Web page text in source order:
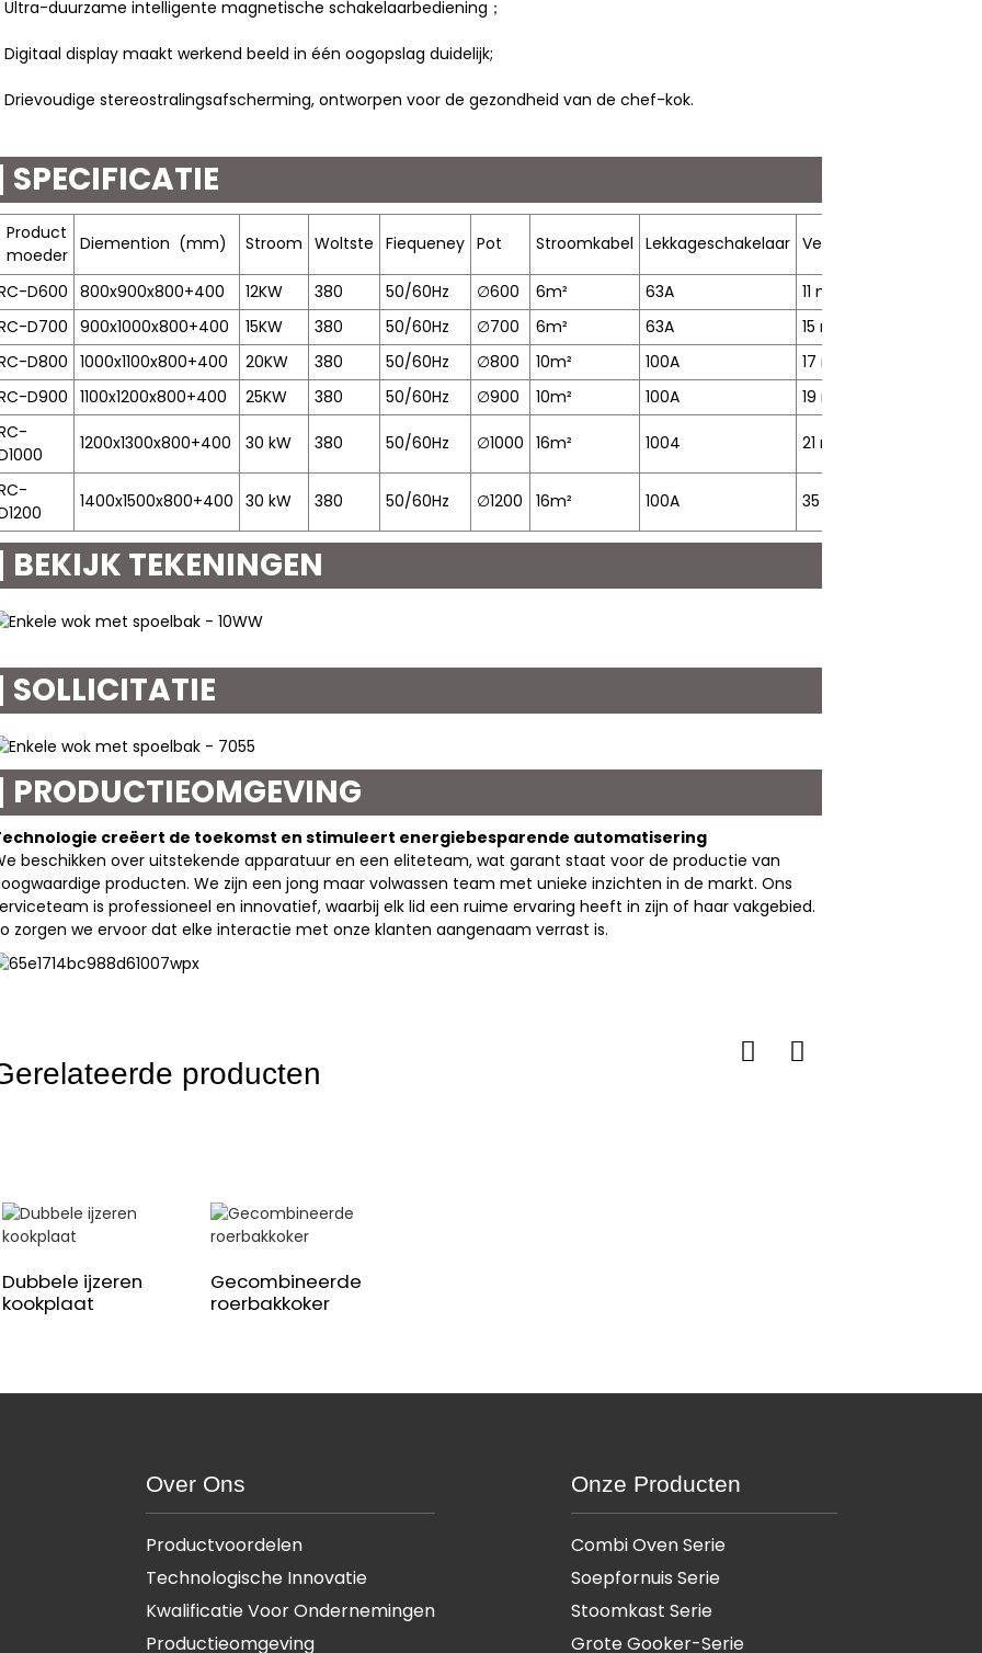
Ultra-duurzame intelligente magnetische schakelaarbediening；
Digitaal display maakt werkend beeld in één oogopslag duidelijk;
Drievoudige stereostralingsafscherming, ontworpen voor de gezondheid van de chef-kok.
SPECIFICATIE
Product
moeder
Diemention (mm) Stroom Woltste Fiequeney Pot Stroomkabel Lekkageschakelaar Verwarmingstijd
D600 800x900x800+400 12KW 380 50/60Hz ∅600 6m² 63A 11 minuten
D700
900x1000x800+400 15KW 380 50/60Hz ∅700 6m² 63A 15 minuten
D800
1000x1100x800+400 20KW 380 50/60Hz ∅800 10m² 100A 17 minuten
D900
1100x1200x800+400 25KW 380 50/60Hz ∅900 10m² 100A 19 minuten
1200x1300x800+400 30 kW 380 50/60Hz ∅1000 16m² 1004 21 minuten
1400x1500x800+400 30 kW 380 50/60Hz ∅1200 16m² 100A 35 minuten
BEKIJK TEKENINGEN
SOLLICITATIE
PRODUCTIEOMGEVING
creëert de toekomst en stimuleert energiebesparende automatisering
beschikken over uitstekende apparatuur en een eliteteam, wat garant staat voor de productie van
producten. We zijn een jong maar volwassen team met unieke inzichten in de markt. Ons
is professioneel en innovatief, waarbij elk lid een ruime ervaring heeft in zijn of haar vakgebied.
zorgen we ervoor dat elke interactie met onze klanten aangenaam verrast is.
producten
Dubbele ijzeren
kookplaat
Gecombineerde
roerbakkoker
Over Ons
Productvoordelen
Technologische Innovatie
Kwalificatie Voor Ondernemingen
Productieomgeving
Onze Producten
Combi Oven Serie
Soepfornuis Serie
Stoomkast Serie
Grote Gooker-Serie